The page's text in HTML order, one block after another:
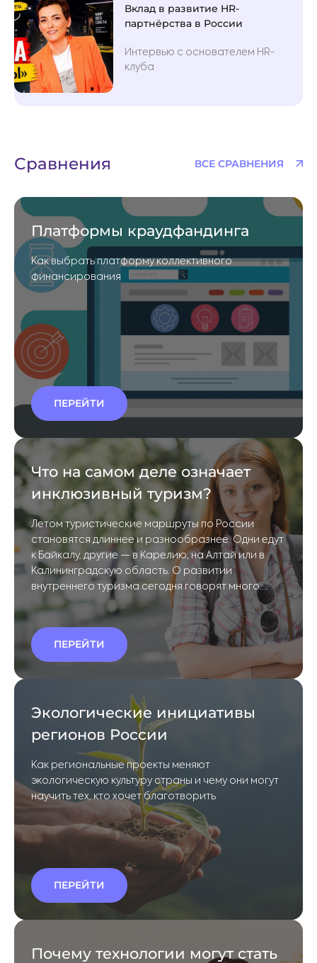
Вклад в развитие HR-
партнёрства в России
Интервью с основателем HR-
клуба
Сравнения ВСЕ СРАВНЕНИЯ
Платформы краудфандинга
Как выбрать платформу коллективного
финансирования
ПЕРЕЙТИ
Что на самом деле означает
инклюзивный туризм?
Летом туристические маршруты по России
становятся длиннее и разнообразнее. Одни едут
к Байкалу, другие — в Карелию, на Алтай или в
Калининградскую область. О развитии
внутреннего туризма сегодня говорят много:
появляются новые маршруты,
благоустраиваются общественные
пространства, открываются гостиницы и музеи.
Но один вопрос в этих разговорах звучит
гораздо реже: доступны ли все эти возможности
каждому, кто захочет отправиться в
ПЕРЕЙТИ
Экологические инициативы
регионов России
Как региональные проекты меняют
экологическую культуру страны и чему они могут
научить тех, кто хочет благотворить
ПЕРЕЙТИ
Почему технологии могут стать